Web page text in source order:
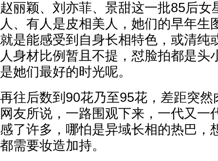
赵丽颖、刘亦菲、景甜这一批85后女
人、有人是皮相美人，她们的早年生
就是能感受到自身长相特色，或清纯
人身材比例暂且不提，怼脸拍都是头
是她们最好的时光呢。
再往后数到90花乃至95花，差距突
网友所说，一路围观下来，一代又一
感了许多，哪怕是异域长相的热巴，
都需要妆造加持。